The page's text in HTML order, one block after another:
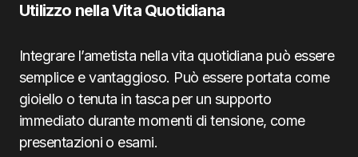
Utilizzo nella Vita Quotidiana
Integrare l’ametista nella vita quotidiana può essere
semplice e vantaggioso. Può essere portata come
gioiello o tenuta in tasca per un supporto
immediato durante momenti di tensione, come
presentazioni o esami.